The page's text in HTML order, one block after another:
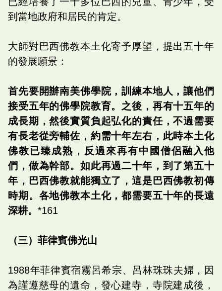
到當地政府和居民的肯定。
大師對巴西佛教本土化寄予厚望，提出五十年
的發展願景：
首先要開辦南美佛學院，訓練本地人，讓他們
接受五年的佛學院教育。之後，再有十五年的
成長期，然後實質負起弘化的責任，不過需要
有長老從旁輔佐，約需十年左右，此時本土化
佛教已臻成熟，反過來再有中國僧侶融入他
們，做為幹部。如此再過二十年，到了第五十
年，巴西佛教就能獨立了，這是巴西佛教初傳
時期。各地佛教本土化，都需要五十年的長遠
深耕。 *161
（三）菲律賓佛光山
1988年菲律賓宿霧呂希宗、呂林珠珠夫婦，因
為謹遵慈母的遺命，發心建寺，寺院建成後，